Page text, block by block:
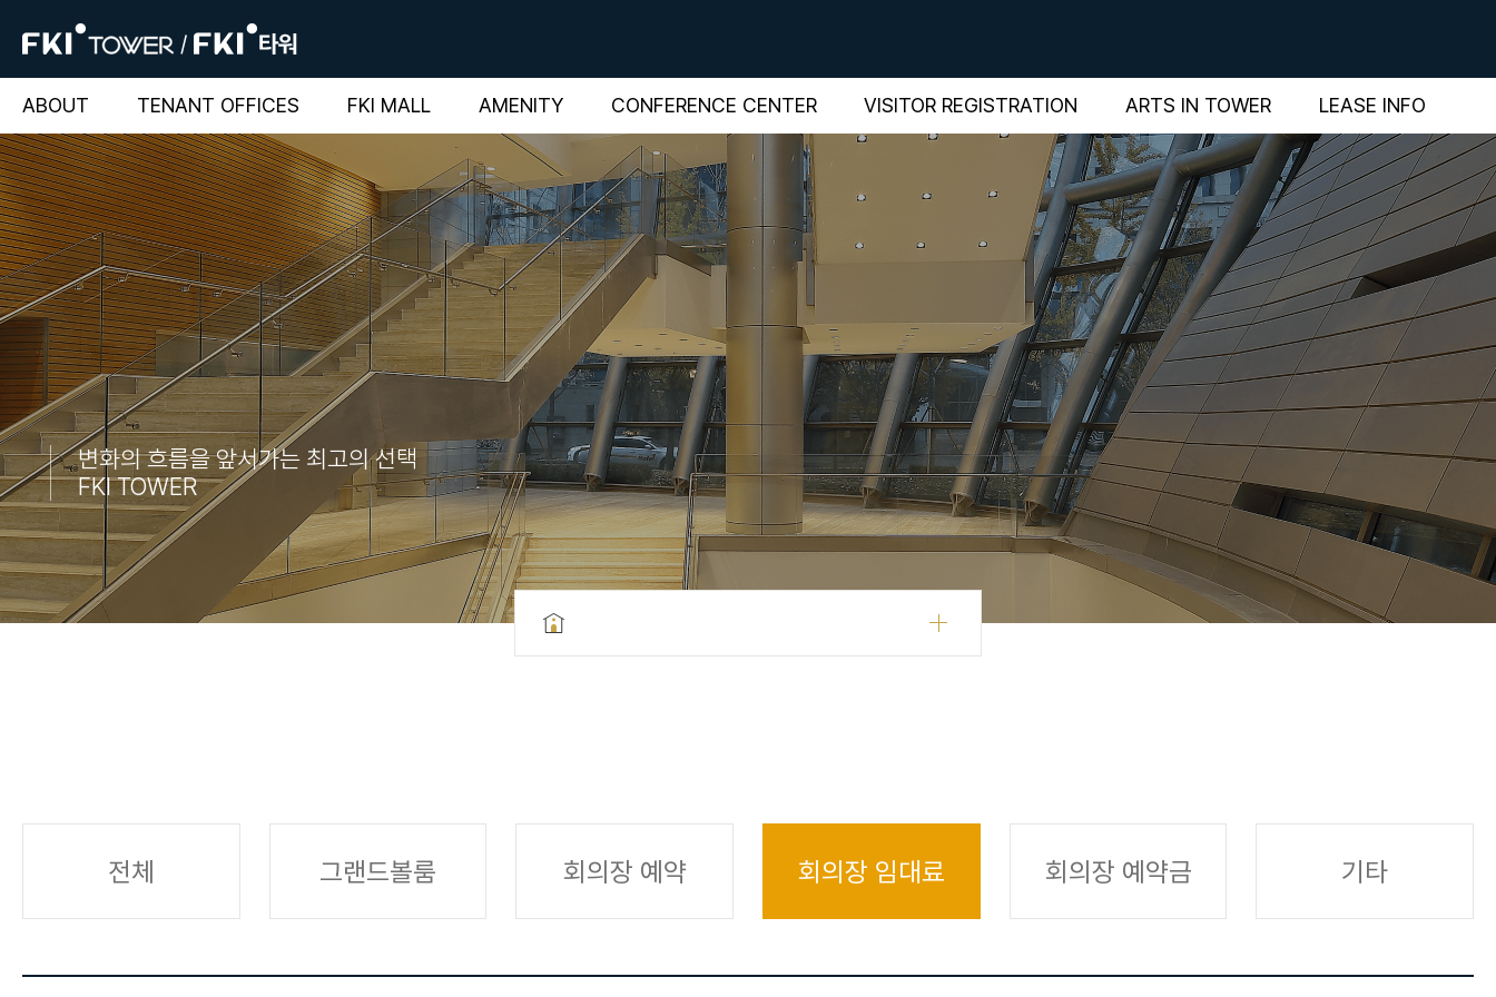
ABOUT TENANT OFFICES FKI MALL AMENITY CONFERENCE CENTER VISITOR REGISTRATION ARTS IN TOWER LEASE INFO
변화의 흐름을 앞서가는 최고의 선택
FKI TOWER
전체 그랜드볼룸 회의장 예약 회의장 임대료 회의장 예약금 기타